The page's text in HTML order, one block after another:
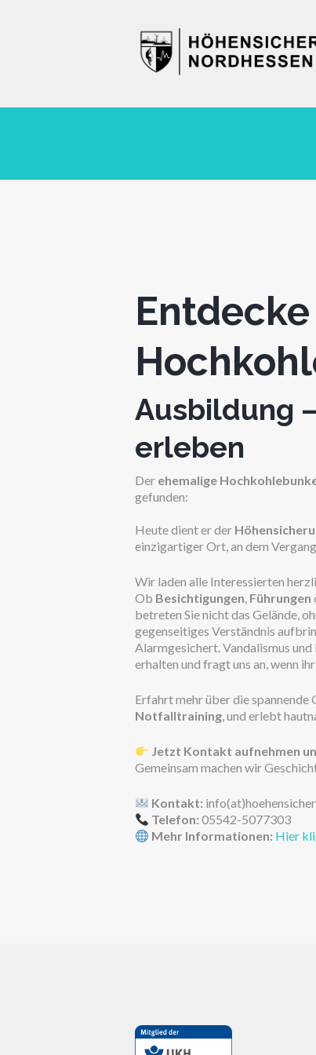
Ausbildung
erleben
Der ehemalige
gefunden:
Heute dient er der
einzigartiger Ort, an dem
Wir laden alle Interessierten
Ob Besichtigungen, Führungen
betreten Sie nicht das Gelände,
gegenseitiges Verständnis
Alarmgesichert. Vandalismus
erhalten und fragt uns an, wenn
Erfahrt mehr über die
Notfalltraining, und erlebt
Jetzt Kontakt aufnehmen
Gemeinsam machen wir
Kontakt:
Telefon: 05542-5077303
Mehr Informationen: Hier